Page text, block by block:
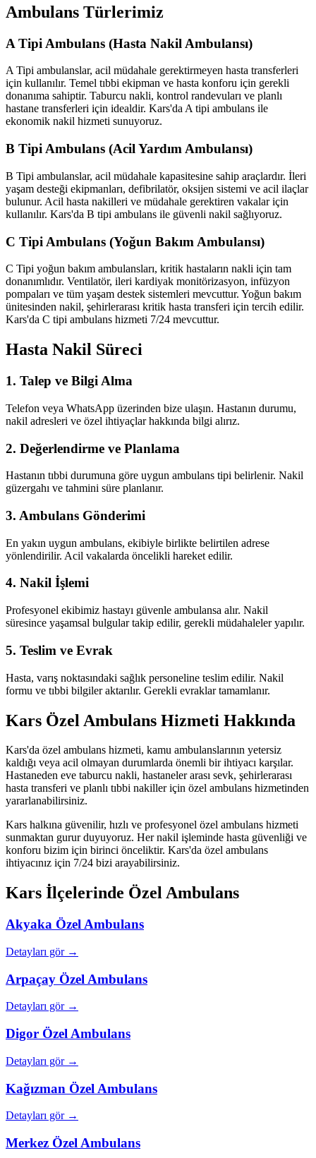
Ambulans Türlerimiz
A Tipi Ambulans (Hasta Nakil Ambulansı)
A Tipi ambulanslar, acil müdahale gerektirmeyen hasta transferleri
için kullanılır. Temel tıbbi ekipman ve hasta konforu için gerekli
donanıma sahiptir. Taburcu nakli, kontrol randevuları ve planlı
hastane transferleri için idealdir. Kars'da A tipi ambulans ile
ekonomik nakil hizmeti sunuyoruz.
B Tipi Ambulans (Acil Yardım Ambulansı)
B Tipi ambulanslar, acil müdahale kapasitesine sahip araçlardır. İleri
yaşam desteği ekipmanları, defibrilatör, oksijen sistemi ve acil ilaçlar
bulunur. Acil hasta nakilleri ve müdahale gerektiren vakalar için
kullanılır. Kars'da B tipi ambulans ile güvenli nakil sağlıyoruz.
C Tipi Ambulans (Yoğun Bakım Ambulansı)
C Tipi yoğun bakım ambulansları, kritik hastaların nakli için tam
donanımlıdır. Ventilatör, ileri kardiyak monitörizasyon, infüzyon
pompaları ve tüm yaşam destek sistemleri mevcuttur. Yoğun bakım
ünitesinden nakil, şehirlerarası kritik hasta transferi için tercih edilir.
Kars'da C tipi ambulans hizmeti 7/24 mevcuttur.
Hasta Nakil Süreci
1. Talep ve Bilgi Alma
Telefon veya WhatsApp üzerinden bize ulaşın. Hastanın durumu,
nakil adresleri ve özel ihtiyaçlar hakkında bilgi alırız.
2. Değerlendirme ve Planlama
Hastanın tıbbi durumuna göre uygun ambulans tipi belirlenir. Nakil
güzergahı ve tahmini süre planlanır.
3. Ambulans Gönderimi
En yakın uygun ambulans, ekibiyle birlikte belirtilen adrese
yönlendirilir. Acil vakalarda öncelikli hareket edilir.
4. Nakil İşlemi
Profesyonel ekibimiz hastayı güvenle ambulansa alır. Nakil
süresince yaşamsal bulgular takip edilir, gerekli müdahaleler yapılır.
5. Teslim ve Evrak
Hasta, varış noktasındaki sağlık personeline teslim edilir. Nakil
formu ve tıbbi bilgiler aktarılır. Gerekli evraklar tamamlanır.
Kars Özel Ambulans Hizmeti Hakkında
Kars'da özel ambulans hizmeti, kamu ambulanslarının yetersiz
kaldığı veya acil olmayan durumlarda önemli bir ihtiyacı karşılar.
Hastaneden eve taburcu nakli, hastaneler arası sevk, şehirlerarası
hasta transferi ve planlı tıbbi nakiller için özel ambulans hizmetinden
yararlanabilirsiniz.
Kars halkına güvenilir, hızlı ve profesyonel özel ambulans hizmeti
sunmaktan gurur duyuyoruz. Her nakil işleminde hasta güvenliği ve
konforu bizim için birinci önceliktir. Kars'da özel ambulans
ihtiyacınız için 7/24 bizi arayabilirsiniz.
Kars İlçelerinde Özel Ambulans
Akyaka Özel Ambulans
Detayları gör →
Arpaçay Özel Ambulans
Detayları gör →
Digor Özel Ambulans
Detayları gör →
Kağızman Özel Ambulans
Detayları gör →
Merkez Özel Ambulans